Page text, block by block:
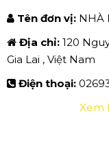
Tên đơn vị: NHÀ
Địa chỉ: 120
Gia Lai , Việt Nam
Điện thoại:
Xem